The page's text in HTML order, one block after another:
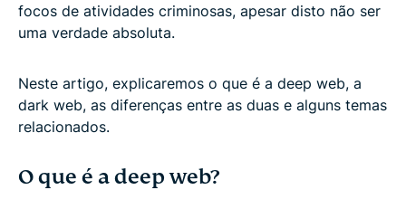
focos de atividades criminosas, apesar disto não ser
uma verdade absoluta.
Neste artigo, explicaremos o que é a deep web, a
dark web, as diferenças entre as duas e alguns temas
relacionados.
O que é a deep web?